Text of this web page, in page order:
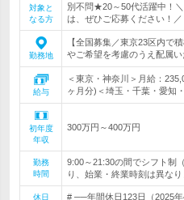
対象と
なる方
別不問★20～50代活躍中！
は、ぜひご応募ください！／
勤務地
【全国募集／東京23区内
やご希望を考慮のうえ配属
給与
＜東京・神奈川＞月給：
ヶ月分)＜埼玉・千葉・愛知
初年度
年収
300万円～400万円
勤務
時間
9:00～21:30の間でシフト制
り、始業・終業時刻は異なり
休日
# ──年間休日123日（2025